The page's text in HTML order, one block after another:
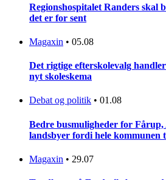
Regionshospitalet Randers skal
det er for sent
Magaxin • 05.08
Det rigtige efterskolevalg
nyt skoleskema
Debat og politik • 01.08
Bedre busmuligheder for Fårup,
landsbyer fordi hele kommunen
Magaxin • 29.07